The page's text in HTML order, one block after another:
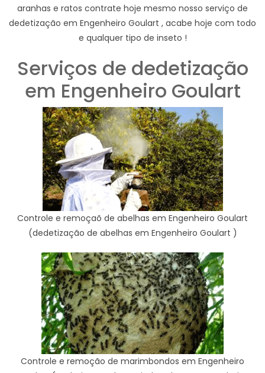
aranhas e ratos contrate hoje mesmo nosso serviço de
dedetização em Engenheiro Goulart , acabe hoje com todo
e qualquer tipo de inseto !
Serviços de dedetização
em Engenheiro Goulart
Controle e remoçaõ de abelhas em Engenheiro Goulart
(dedetização de abelhas em Engenheiro Goulart )
Controle e remoção de marimbondos em Engenheiro